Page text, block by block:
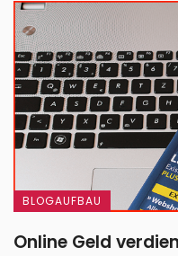
BLOGAUFBAU
Online Geld